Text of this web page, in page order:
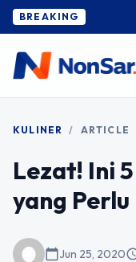
BREAKING
KULINER / ARTICLE
Lezat! Ini
yang
calendar_todayJun 25, 2020